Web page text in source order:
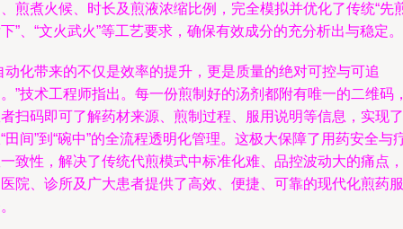
煎煮火候、时长及煎液浓缩比例，完全模拟并优化了传统“先
”、“文火武火”等工艺要求，确保有效成分的充分析出与稳定。
动化带来的不仅是效率的提升，更是质量的绝对可控与可追
”技术工程师指出。每一份煎制好的汤剂都附有唯一的二维码
扫码即可了解药材来源、煎制过程、服用说明等信息，实现了
田间”到“碗中”的全流程透明化管理。这极大保障了用药安全与
致性，解决了传统代煎模式中标准化难、品控波动大的痛点，
院、诊所及广大患者提供了高效、便捷、可靠的现代化煎药服